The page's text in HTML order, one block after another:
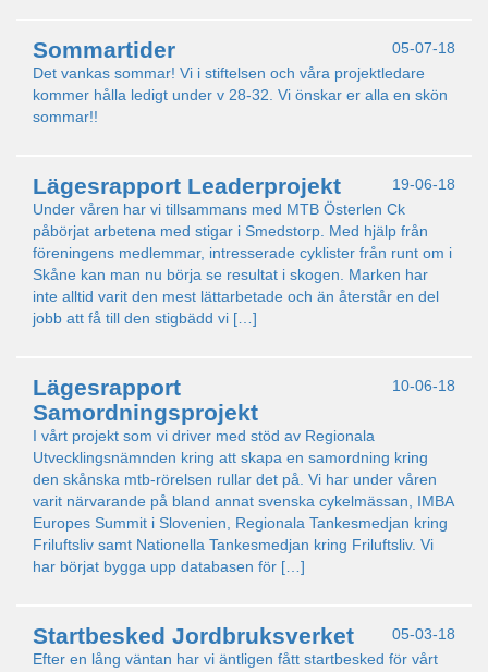
05-07-18
Sommartider
Det vankas sommar! Vi i stiftelsen och våra projektledare
kommer hålla ledigt under v 28-32. Vi önskar er alla en skön
sommar!!
19-06-18
Lägesrapport Leaderprojekt
Under våren har vi tillsammans med MTB Österlen Ck
påbörjat arbetena med stigar i Smedstorp. Med hjälp från
föreningens medlemmar, intresserade cyklister från runt om i
Skåne kan man nu börja se resultat i skogen. Marken har
inte alltid varit den mest lättarbetade och än återstår en del
jobb att få till den stigbädd vi […]
10-06-18
Lägesrapport
Samordningsprojekt
I vårt projekt som vi driver med stöd av Regionala
Utvecklingsnämnden kring att skapa en samordning kring
den skånska mtb-rörelsen rullar det på. Vi har under våren
varit närvarande på bland annat svenska cykelmässan, IMBA
Europes Summit i Slovenien, Regionala Tankesmedjan kring
Friluftsliv samt Nationella Tankesmedjan kring Friluftsliv. Vi
har börjat bygga upp databasen för […]
05-03-18
Startbesked Jordbruksverket
Efter en lång väntan har vi äntligen fått startbesked för vårt